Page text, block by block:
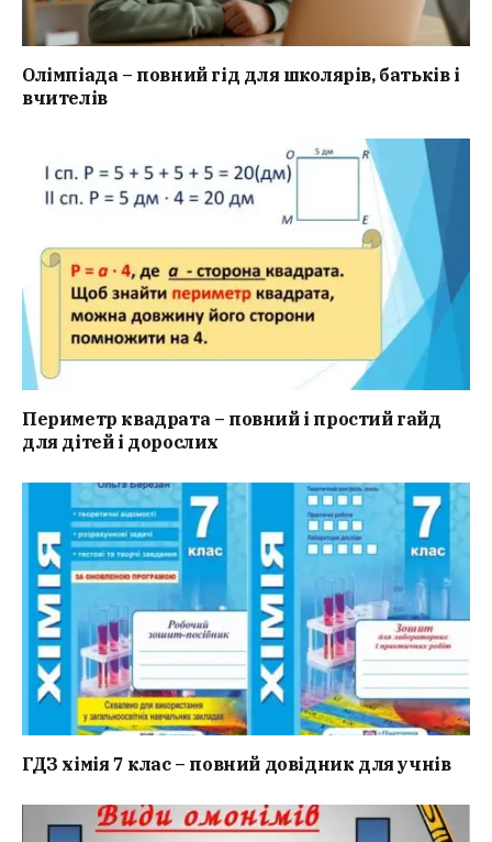
Олімпіада – повний гід для школярів, батьків і
вчителів
Периметр квадрата – повний і простий гайд
для дітей і дорослих
ГДЗ хімія 7 клас – повний довідник для учнів